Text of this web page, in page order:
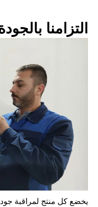
التزامنا
يخضع كل منتج لمراقبة